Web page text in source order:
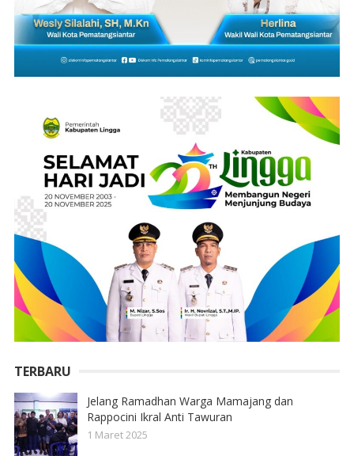
TERBARU
Jelang Ramadhan Warga Mamajang dan
Rappocini Ikral Anti Tawuran
1 Maret 2025